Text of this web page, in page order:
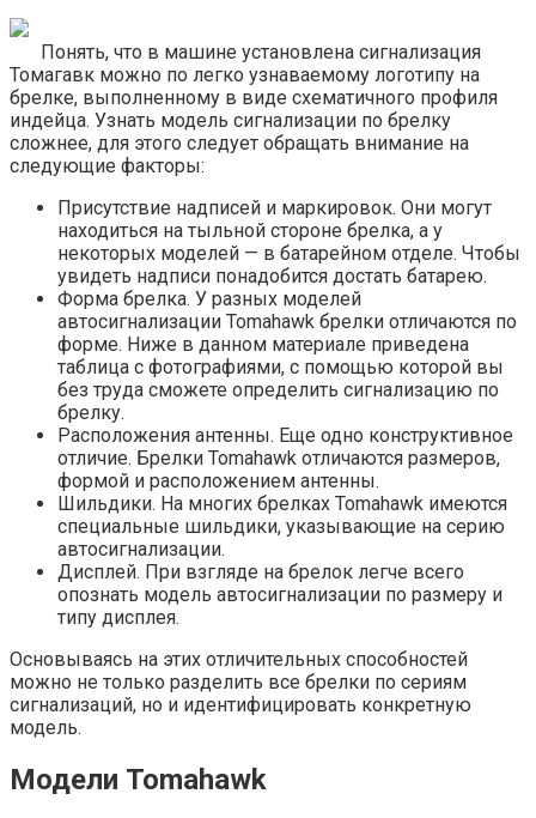
Понять, что в машине установлена сигнализация
Томагавк можно по легко узнаваемому логотипу на
брелке, выполненному в виде схематичного профиля
индейца. Узнать модель сигнализации по брелку
сложнее, для этого следует обращать внимание на
следующие факторы:
Присутствие надписей и маркировок. Они могут
находиться на тыльной стороне брелка, а у
некоторых моделей — в батарейном отделе. Чтобы
увидеть надписи понадобится достать батарею.
Форма брелка. У разных моделей
автосигнализации Tomahawk брелки отличаются по
форме. Ниже в данном материале приведена
таблица с фотографиями, с помощью которой вы
без труда сможете определить сигнализацию по
брелку.
Расположения антенны. Еще одно конструктивное
отличие. Брелки Tomahawk отличаются размеров,
формой и расположением антенны.
Шильдики. На многих брелках Tomahawk имеются
специальные шильдики, указывающие на серию
автосигнализации.
Дисплей. При взгляде на брелок легче всего
опознать модель автосигнализации по размеру и
типу дисплея.
Основываясь на этих отличительных способностей
можно не только разделить все брелки по сериям
сигнализаций, но и идентифицировать конкретную
модель.
Модели Tomahawk